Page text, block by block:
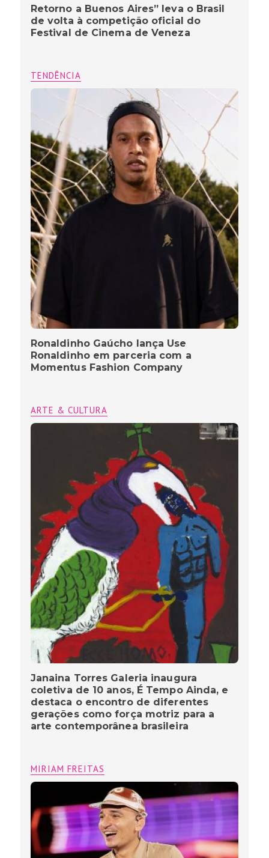
Retorno a Buenos Aires” leva o Brasil
de volta à competição oficial do
Festival de Cinema de Veneza
TENDÊNCIA
Ronaldinho Gaúcho lança Use
Ronaldinho em parceria com a
Momentus Fashion Company
ARTE & CULTURA
Janaina Torres Galeria inaugura
coletiva de 10 anos, É Tempo Ainda, e
destaca o encontro de diferentes
gerações como força motriz para a
arte contemporânea brasileira
MIRIAM FREITAS